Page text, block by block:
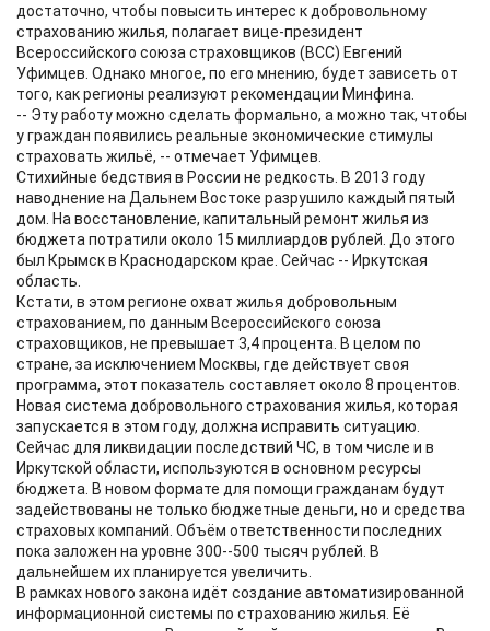
достаточно, чтобы повысить интерес к добровольному
страхованию жилья, полагает вице-президент
Всероссийского союза страховщиков (ВСС) Евгений
Уфимцев. Однако многое, по его мнению, будет зависеть от
того, как регионы реализуют рекомендации Минфина.
-- Эту работу можно сделать формально, а можно так, чтобы
у граждан появились реальные экономические стимулы
страховать жильё, -- отмечает Уфимцев.
Стихийные бедствия в России не редкость. В 2013 году
наводнение на Дальнем Востоке разрушило каждый пятый
дом. На восстановление, капитальный ремонт жилья из
бюджета потратили около 15 миллиардов рублей. До этого
был Крымск в Краснодарском крае. Сейчас -- Иркутская
область.
Кстати, в этом регионе охват жилья добровольным
страхованием, по данным Всероссийского союза
страховщиков, не превышает 3,4 процента. В целом по
стране, за исключением Москвы, где действует своя
программа, этот показатель составляет около 8 процентов.
Новая система добровольного страхования жилья, которая
запускается в этом году, должна исправить ситуацию.
Сейчас для ликвидации последствий ЧС, в том числе и в
Иркутской области, используются в основном ресурсы
бюджета. В новом формате для помощи гражданам будут
задействованы не только бюджетные деньги, но и средства
страховых компаний. Объём ответственности последних
пока заложен на уровне 300--500 тысяч рублей. В
дальнейшем их планируется увеличить.
В рамках нового закона идёт создание автоматизированной
информационной системы по страхованию жилья. Её